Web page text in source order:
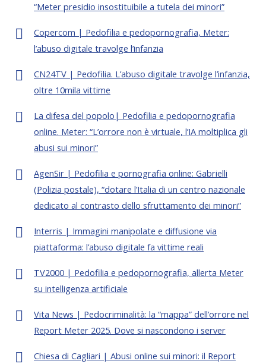
“Meter presidio insostituibile a tutela dei minori”
Copercom | Pedofilia e pedopornografia, Meter:
l’abuso digitale travolge l’infanzia
CN24TV | Pedofilia. L’abuso digitale travolge l’infanzia,
oltre 10mila vittime
La difesa del popolo| Pedofilia e pedopornografia
online. Meter: “L’orrore non è virtuale, l’IA moltiplica gli
abusi sui minori”
AgenSir | Pedofilia e pornografia online: Gabrielli
(Polizia postale), “dotare l’Italia di un centro nazionale
dedicato al contrasto dello sfruttamento dei minori”
Interris | Immagini manipolate e diffusione via
piattaforma: l’abuso digitale fa vittime reali
TV2000 | Pedofilia e pedopornografia, allerta Meter
su intelligenza artificiale
Vita News | Pedocriminalità: la “mappa” dell’orrore nel
Report Meter 2025. Dove si nascondono i server
Chiesa di Cagliari | Abusi online sui minori: il Report